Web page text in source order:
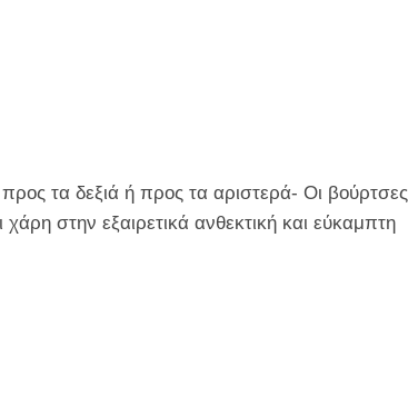
τα δεξιά ή προς τα αριστερά- Οι βούρτσες
στην εξαιρετικά ανθεκτική και εύκαμπτη